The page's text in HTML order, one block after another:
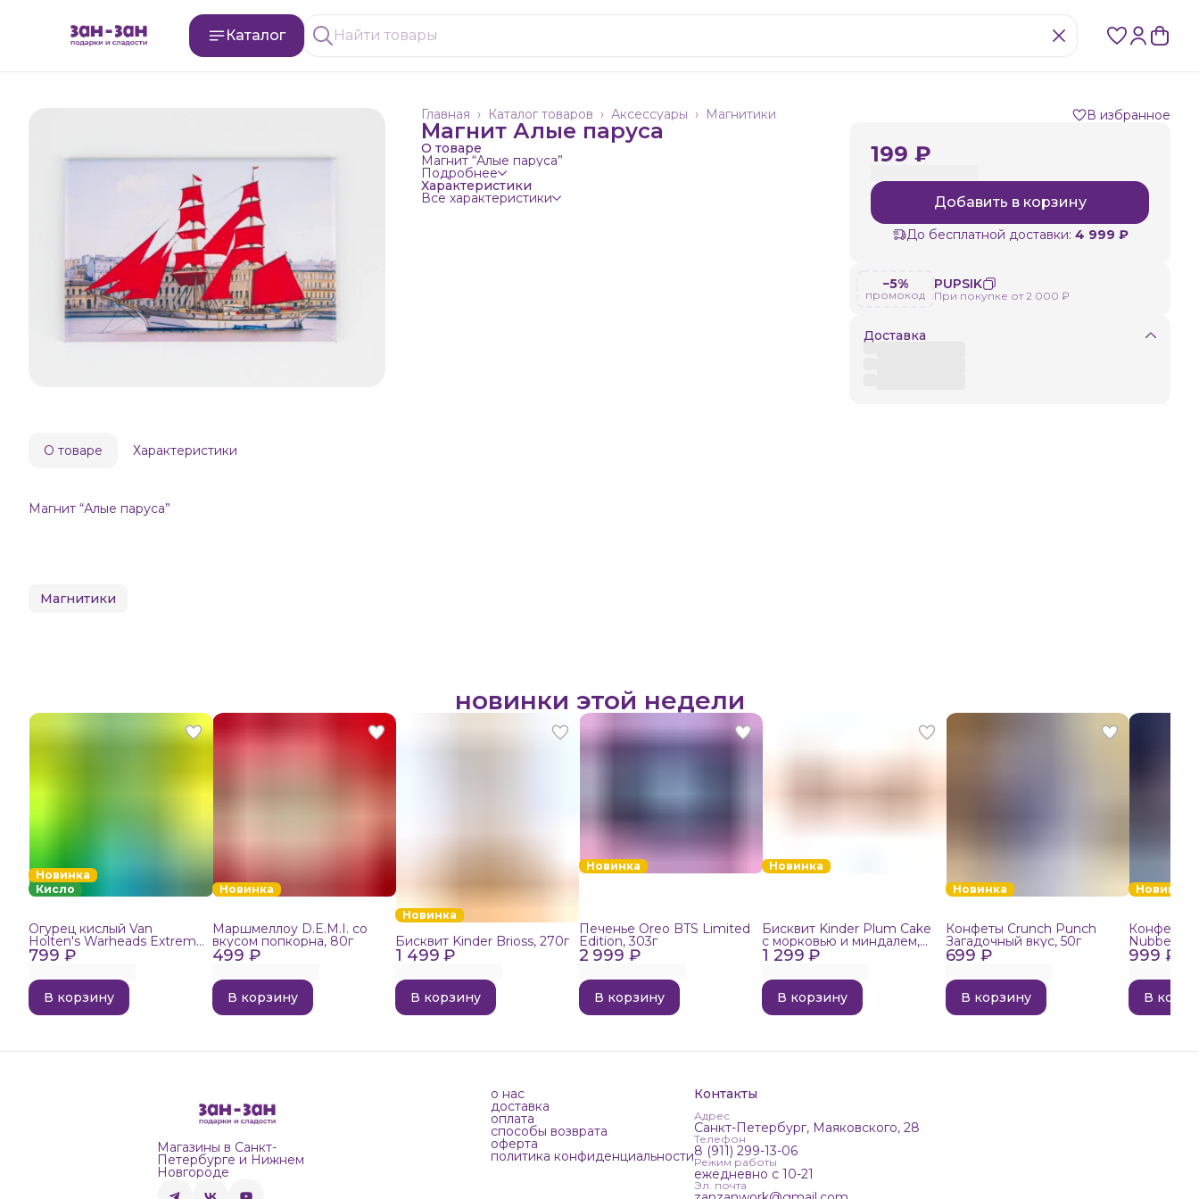
Каталог
Магнитики
Аксессуары ›
Каталог товаров ›
Главная ›
Магнит Алые паруса
О товаре
Магнит “Алые паруса”
Подробнее
Характеристики
Все характеристики
В избранное
199 ₽
Добавить в корзину
До бесплатной доставки: 4 999 ₽
−5%
промокод
PUPSIK
При покупке от 2 000 ₽
Доставка
О товаре Характеристики
Магнит “Алые паруса”
Магнитики
новинки этой недели
Новинка
Кисло
799 ₽
Огурец кислый Van
Holten's Warheads Extreme
Sour, 140г
В корзину
Новинка
499 ₽
Маршмеллоу D.E.M.I. со
вкусом попкорна, 80г
В корзину
Новинка
1 499 ₽
Бисквит Kinder Brioss, 270г
В корзину
Новинка
2 999 ₽
Печенье Oreo BTS Limited
Edition, 303г
В корзину
Новинка
1 299 ₽
Бисквит Kinder Plum Cake
с морковью и миндалем,
192г
В корзину
Новинка
699 ₽
Конфеты Crunch Punch
Загадочный вкус, 50г
В корзину
Новинка
999 ₽
Конфеты
Nubbee
В
Магазины в Санкт-
Петербурге и Нижнем
Новгороде
о нас
доставка
оплата
способы возврата
оферта
политика конфиденциальности
Контакты
Адрес
Санкт-Петербург, Маяковского, 28
Телефон
8 (911) 299-13-06
Режим работы
ежедневно с 10-21
Эл. почта